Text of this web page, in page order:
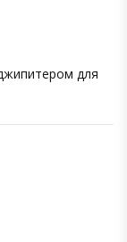
для